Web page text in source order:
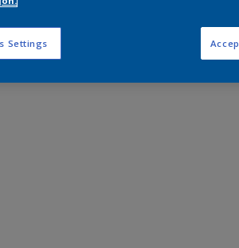
Settings